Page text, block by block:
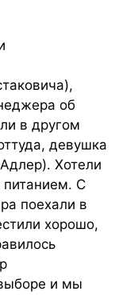
об
в другом
девушка
Хотели
питанием. С
поехали в
хорошо,
и мы